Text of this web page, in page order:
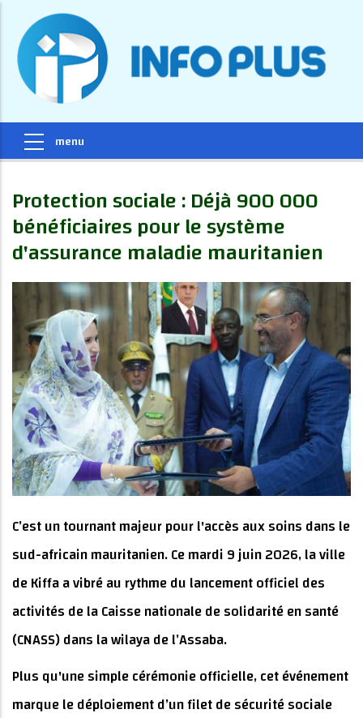
Protection sociale : Déjà 900 000
bénéficiaires pour le système
d'assurance maladie mauritanien
C’est un tournant majeur pour l'accès aux soins dans le
sud-africain mauritanien. Ce mardi 9 juin 2026, la ville
de Kiffa a vibré au rythme du lancement officiel des
activités de la Caisse nationale de solidarité en santé
(CNASS) dans la wilaya de l’Assaba.
Plus qu'une simple cérémonie officielle, cet événement
marque le déploiement d’un filet de sécurité sociale